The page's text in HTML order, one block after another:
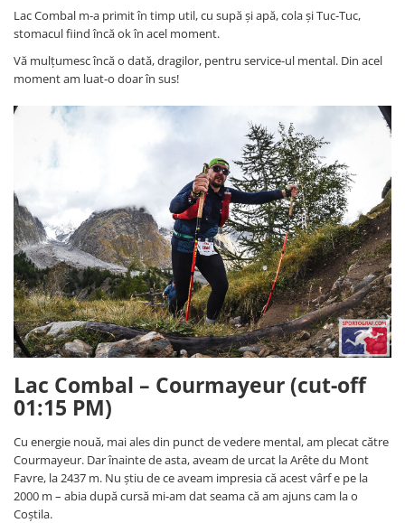
Lac Combal m-a primit în timp util, cu supă și apă, cola și Tuc-Tuc,
stomacul fiind încă ok în acel moment.
Vă mulțumesc încă o dată, dragilor, pentru service-ul mental. Din acel
moment am luat-o doar în sus!
Lac Combal – Courmayeur (cut-off
01:15 PM)
Cu energie nouă, mai ales din punct de vedere mental, am plecat către
Courmayeur. Dar înainte de asta, aveam de urcat la Arête du Mont
Favre, la 2437 m. Nu știu de ce aveam impresia că acest vârf e pe la
2000 m – abia după cursă mi-am dat seama că am ajuns cam la o
Coștila.